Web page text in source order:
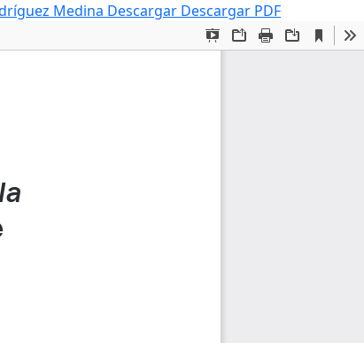
Medina Descargar Descargar PDF